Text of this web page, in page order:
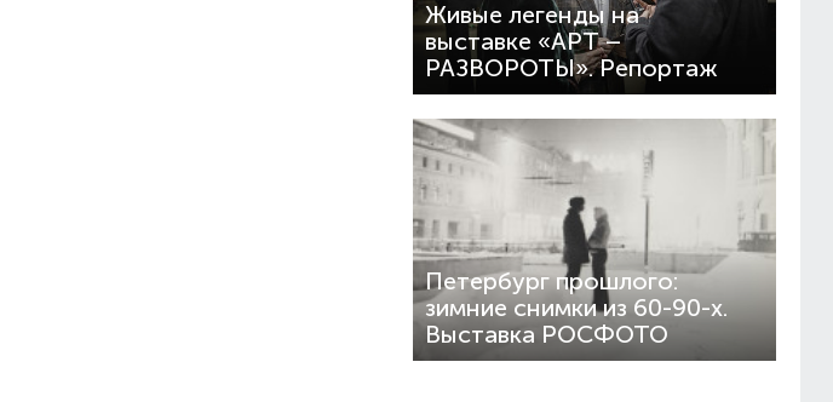
Живые легенды на
выставке «АРТ –
РАЗВОРОТЫ». Репортаж
Петербург прошлого:
зимние снимки из 60-90-х.
Выставка РОСФОТО